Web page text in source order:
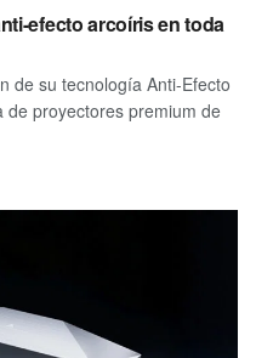
efecto arcoíris en toda
de su tecnología Anti-Efecto
de proyectores premium de